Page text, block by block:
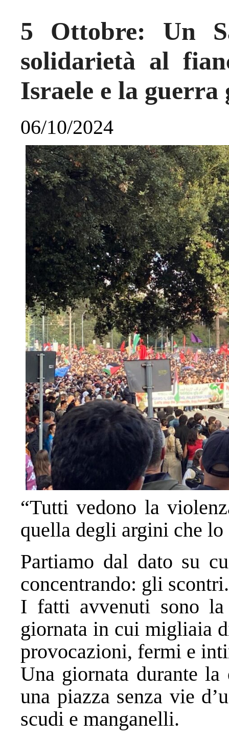
5 Ottobre: Un
solidarietà al
Israele e la guerra
06/10/2024
“Tutti vedono la
quella degli argini che lo
Partiamo dal dato su
concentrando: gli scontri.
I fatti avvenuti sono la
giornata in cui migliaia
provocazioni, fermi e
Una giornata durante la
una piazza senza vie
scudi e manganelli.